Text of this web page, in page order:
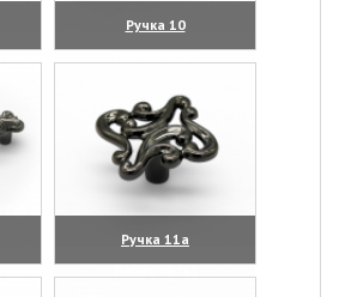
Ручка 10
(увеличить)
Ручка 11а
(увеличить)